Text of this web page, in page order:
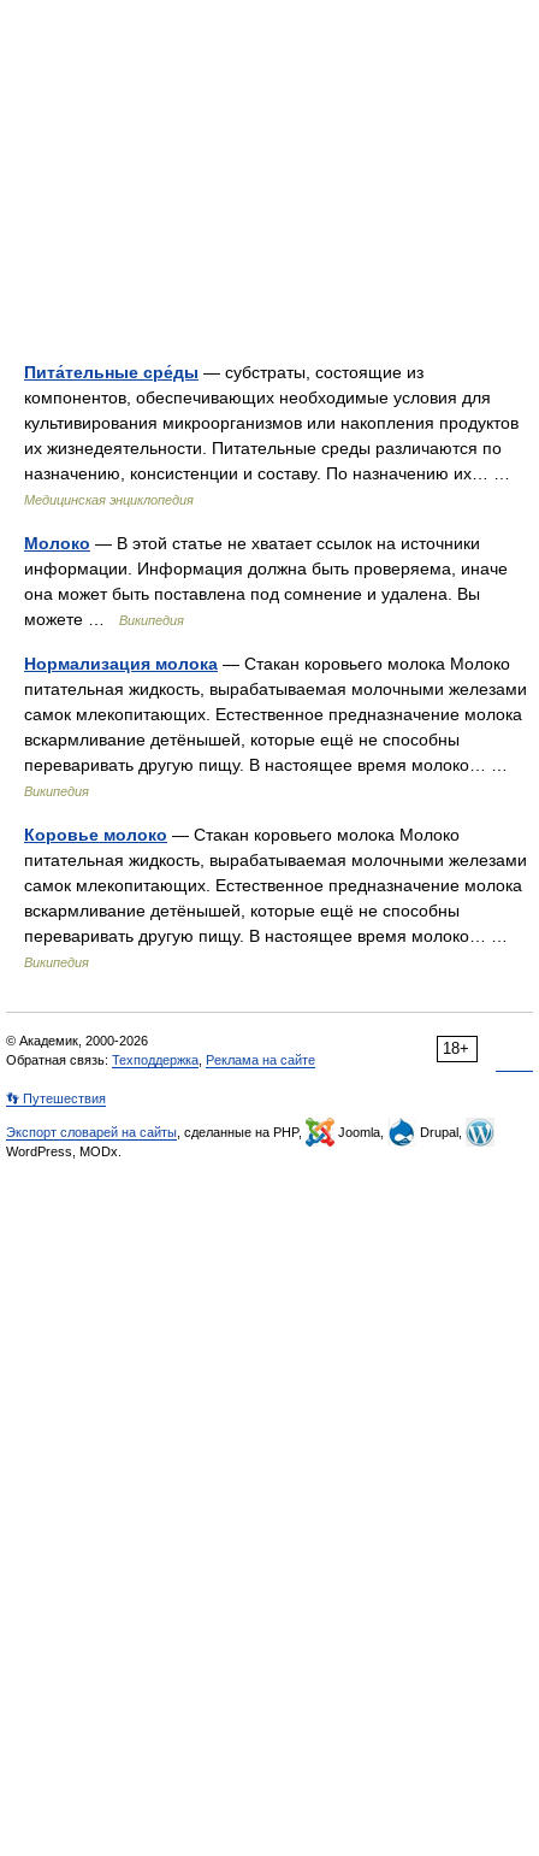
Пита́тельные сре́ды — субстраты, состоящие из
компонентов, обеспечивающих необходимые условия для
культивирования микроорганизмов или накопления продуктов
их жизнедеятельности. Питательные среды различаются по
назначению, консистенции и составу. По назначению их… …
Медицинская энциклопедия
Молоко — В этой статье не хватает ссылок на источники
информации. Информация должна быть проверяема, иначе
она может быть поставлена под сомнение и удалена. Вы
можете …
Википедия
Нормализация молока — Стакан коровьего молока Молоко
питательная жидкость, вырабатываемая молочными железами
самок млекопитающих. Естественное предназначение молока
вскармливание детёнышей, которые ещё не способны
переваривать другую пищу. В настоящее время молоко… …
Википедия
Коровье молоко — Стакан коровьего молока Молоко
питательная жидкость, вырабатываемая молочными железами
самок млекопитающих. Естественное предназначение молока
вскармливание детёнышей, которые ещё не способны
переваривать другую пищу. В настоящее время молоко… …
Википедия
18+
© Академик, 2000-2026
Обратная связь: Техподдержка Реклама на сайте
👣 Путешествия
Экспорт словарей на сайты , сделанные на PHP, Joomla,
Drupal,
WordPress, MODx.